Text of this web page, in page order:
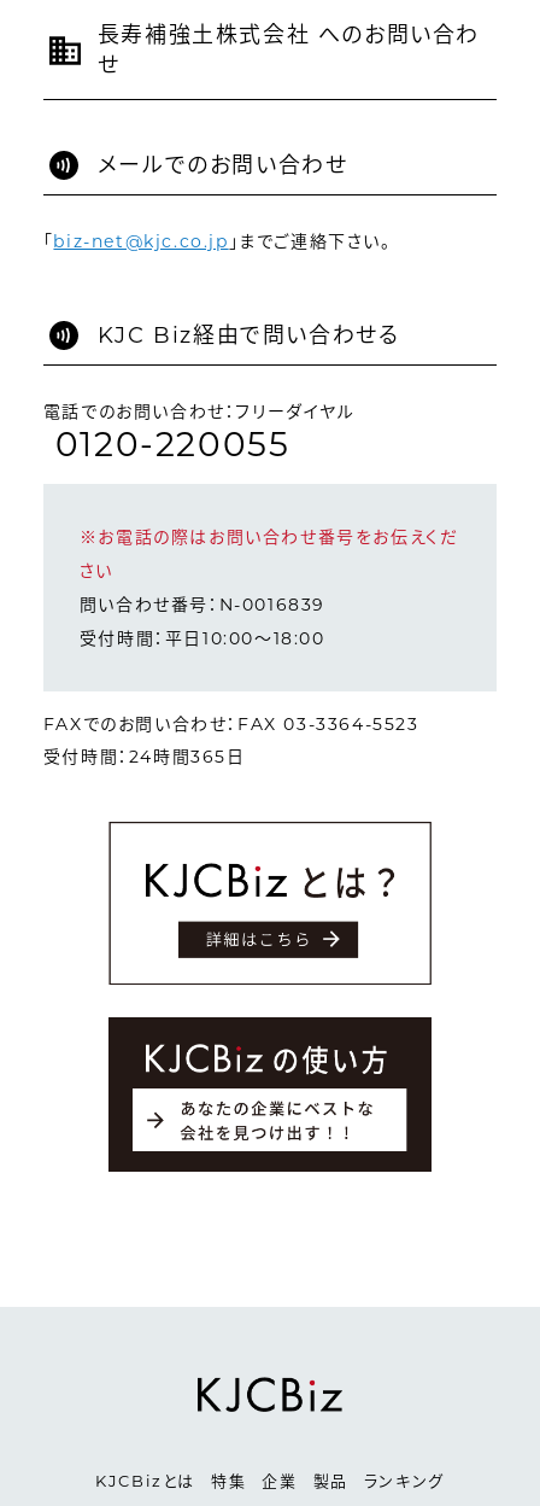
長寿補強土株式会社 へのお問い合わ
せ
メールでのお問い合わせ
「biz-net@kjc.co.jp 」までご連絡下さい。
KJC Biz経由で問い合わせる
電話でのお問い合わせ：フリーダイヤル
0120-220055
※お電話の際はお問い合わせ番号をお伝えくだ
さい
問い合わせ番号：N-0016839
受付時間：平日10:00～18:00
FAXでのお問い合わせ：FAX 03-3364-5523
受付時間：24時間365日
KJCBizとは 特集 企業 製品 ランキング